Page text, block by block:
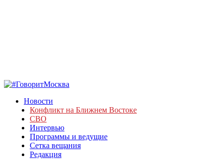
Новости
Конфликт на Ближнем Востоке
СВО
Интервью
Программы и ведущие
Сетка вещания
Редакция